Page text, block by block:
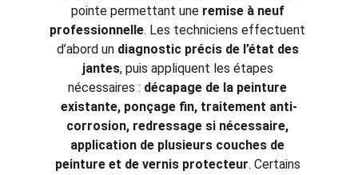
pointe permettant une remise à neuf
professionnelle. Les techniciens effectuent
d’abord un diagnostic précis de l’état des
jantes, puis appliquent les étapes
nécessaires : décapage de la peinture
existante, ponçage fin, traitement anti-
corrosion, redressage si nécessaire,
application de plusieurs couches de
peinture et de vernis protecteur. Certains